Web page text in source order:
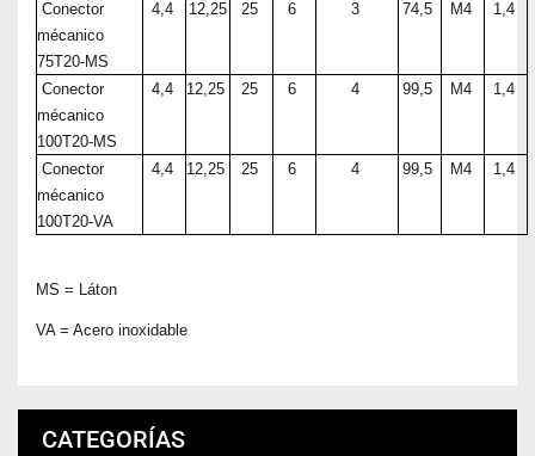
Conector
mécanico
75T20-MS
4,4 12,25 25 6 3 74,5 M4 1,4
Conector
mécanico
100T20-MS
4,4 12,25 25 6 4 99,5 M4 1,4
Conector
mécanico
100T20-VA
4,4 12,25 25 6 4 99,5 M4 1,4
MS = Láton
VA = Acero inoxidable
CATEGORÍAS